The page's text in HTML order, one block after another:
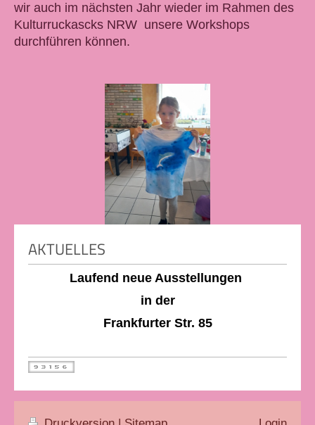
wir auch im nächsten Jahr wieder im Rahmen des
Kulturruckascks NRW unsere Workshops
durchführen können.
AKTUELLES
Laufend neue Ausstellungen
in der
Frankfurter Str. 85